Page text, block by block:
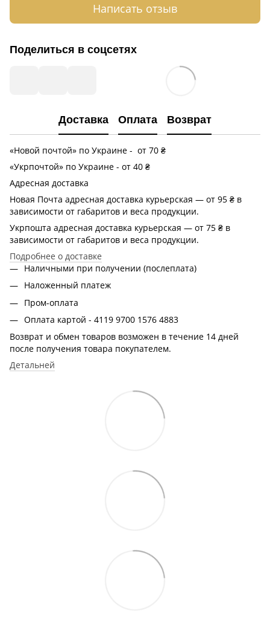
Написать отзыв
Поделиться в соцсетях
Доставка Оплата Возврат
«Новой почтой» по Украине - от 70 ₴
«Укрпочтой» по Украине - от 40 ₴
Адресная доставка
Новая Почта адресная доставка курьерская — от 95 ₴ в
зависимости от габаритов и веса продукции.
Укрпошта адресная доставка курьерская — от 75 ₴ в
зависимости от габаритов и веса продукции.
Подробнее о доставке
Наличными при получении (послеплата)
Наложенный платеж
Пром-оплата
Оплата картой - 4119 9700 1576 4883
Возврат и обмен товаров возможен в течение 14 дней
после получения товара покупателем.
Детальней